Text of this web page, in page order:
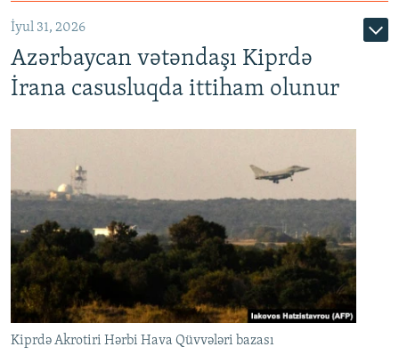
İyul 31, 2026
Azərbaycan vətəndaşı Kiprdə
İrana casusluqda ittiham olunur
Kiprdə Akrotiri Hərbi Hava Qüvvələri bazası